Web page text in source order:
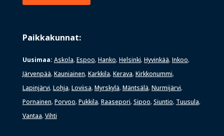
Paikkakunnat:
Uusimaa: Askola, Espoo, Hanko, Helsinki, Hyvinkää, Inkoo,
Järvenpää, Kauniainen, Karkkila, Kerava, Kirkkonummi,
Lapinjärvi, Lohja, Loviisa, Myrskylä, Mäntsälä, Nurmijärvi,
Pornainen, Porvoo, Pukkila, Raasepori, Sipoo, Siuntio, Tuusula,
Vantaa, Vihti